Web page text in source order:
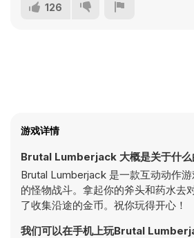
126
游戏详情
Brutal Lumberjack 大概是关于什么
Brutal Lumberjack 是一款互动动作
的怪物战斗。拿起你的斧头和药水去
了收集沿途的金币。祝你玩得开心！
我们可以在手机上玩Brutal